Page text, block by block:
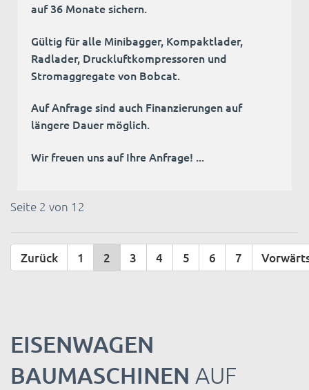
auf 36 Monate sichern.
Gültig für alle Minibagger, Kompaktlader,
Radlader, Druckluftkompressoren und
Stromaggregate von Bobcat.
Auf Anfrage sind auch Finanzierungen auf
längere Dauer möglich.
Wir freuen uns auf Ihre Anfrage! ...
Seite 2 von 12
Zurück 1 2 3 4 5 6 7
EISENWAGEN
BAUMASCHINEN AUF